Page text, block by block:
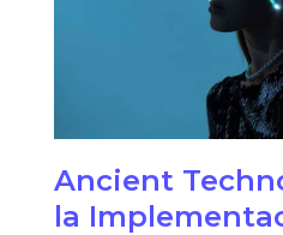
Ancient
la